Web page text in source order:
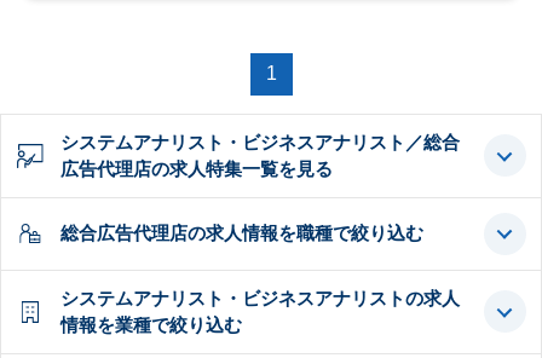
1
システムアナリスト・ビジネスアナリスト／総合
広告代理店の求人特集一覧を見る
総合広告代理店の求人情報を職種で絞り込む
システムアナリスト・ビジネスアナリストの求人
情報を業種で絞り込む